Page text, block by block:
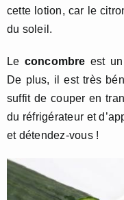
cette lotion, car le
du soleil.
Le concombre est
De plus, il est très
suffit de couper en
du réfrigérateur et
et détendez-vous !